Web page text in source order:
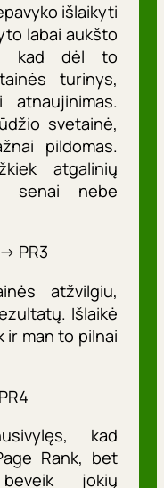
išlaikyti
labai aukšto
kad dėl to
turinys,
svetainė,
pildomas.
atgalinių
senai nebe
PR3
atžvilgiu,
Išlaikė
ir man to pilnai
kad
Rank, bet
jokių